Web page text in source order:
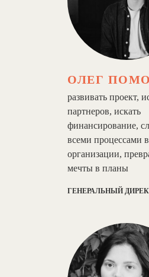
ОЛЕГ
развивать проект,
партнеров, искать
финансирование,
всеми процессами в
организации,
мечты в планы
ГЕНЕРАЛЬНЫЙ